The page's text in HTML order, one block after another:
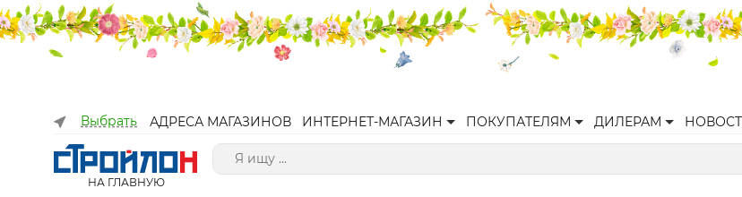
Выбрать АДРЕСА МАГАЗИНОВ ИНТЕРНЕТ-МАГАЗИН ПОКУПАТЕЛЯМ ДИЛЕРАМ
НА ГЛАВНУЮ